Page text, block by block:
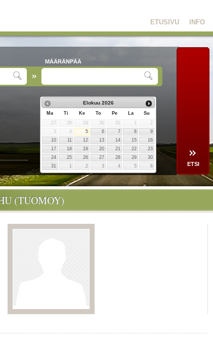
INFO
ETUSIVU
MÄÄRÄNPÄÄ
Elokuu 2026
Ma Ti Ke To Pe La
Su
27
28 29 30 31
2
3
4 5 6 7 8
9
10
11 12 13 14 15
16
17
18 19 20 21 22
23
24
25 26 27 28 29
30
31
1 2 3 4 5 6
(TUOMOY)